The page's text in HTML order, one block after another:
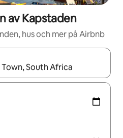
av Kapstaden
hus och mer på Airbnb
kan du navigera med upp- och